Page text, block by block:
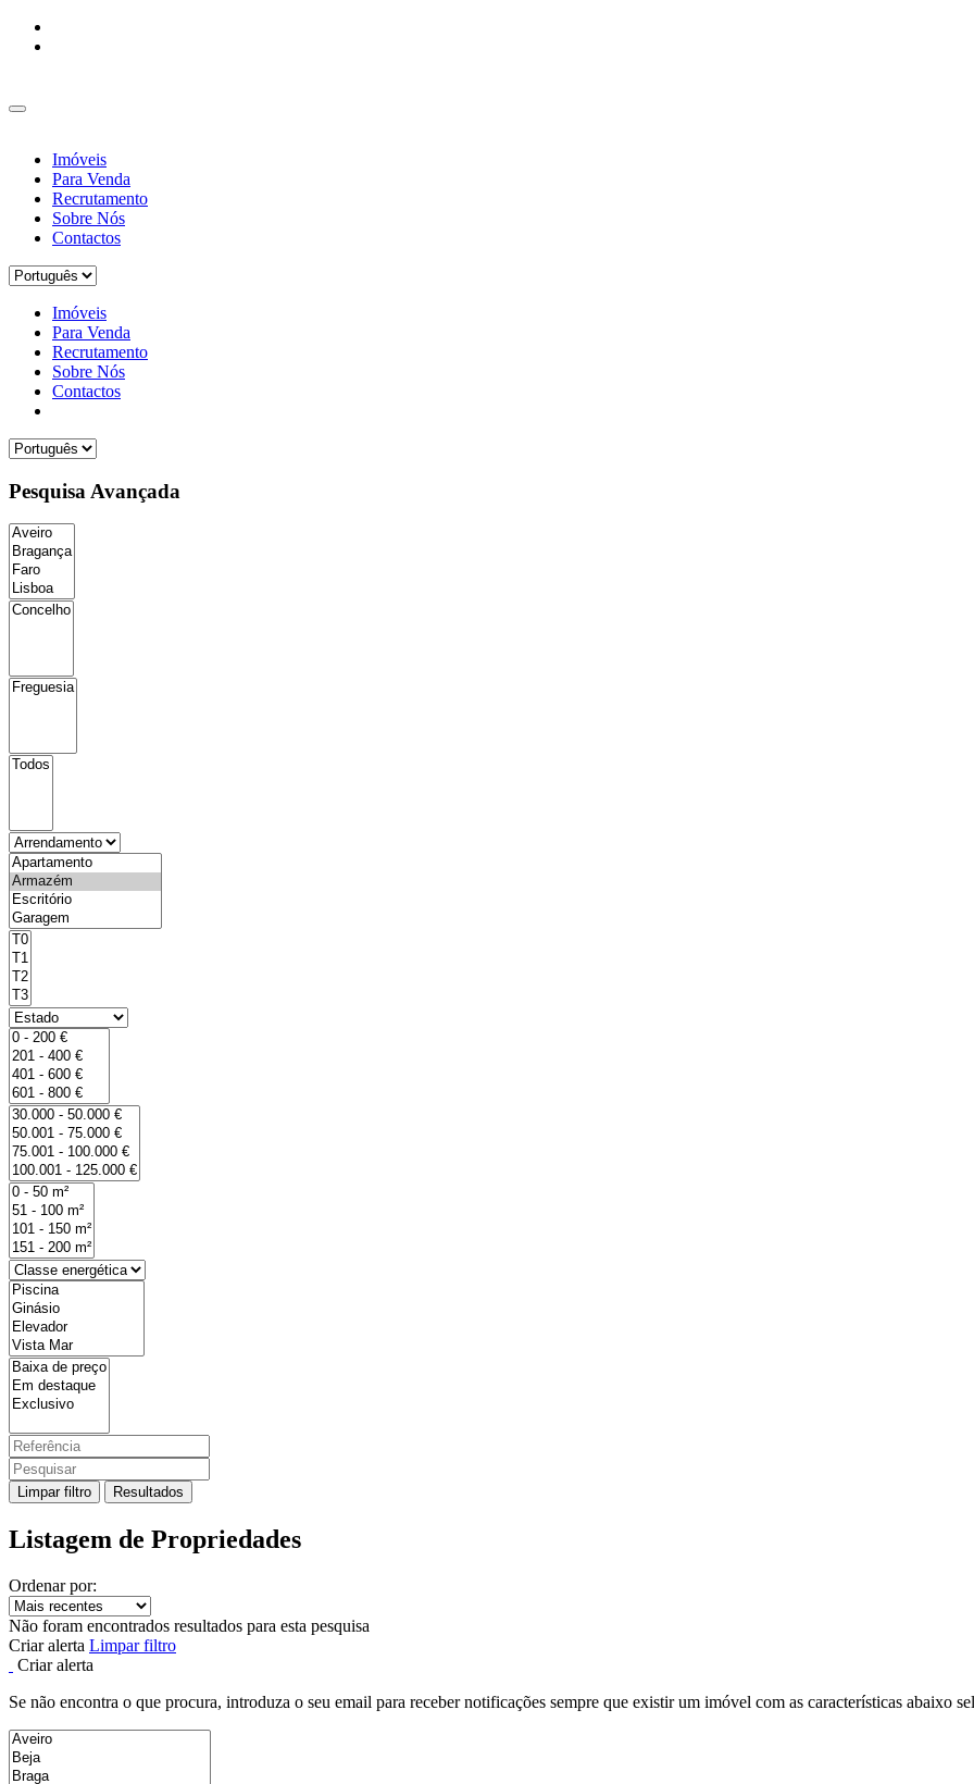
Imóveis
Para Venda
Recrutamento
Sobre Nós
Contactos
Imóveis
Para Venda
Recrutamento
Sobre Nós
Contactos
Pesquisa Avançada
Limpar filtro Resultados
Listagem de Propriedades
Ordenar por:
Não foram encontrados resultados para esta pesquisa
Criar alerta Limpar filtro
Criar alerta
Se não encontra o que procura, introduza o seu email para receber notificações sempre que existir um imóvel com as características abaixo